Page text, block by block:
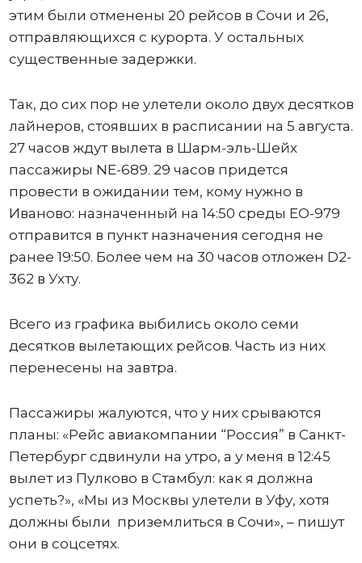
этим были отменены 20 рейсов в Сочи и 26,
отправляющихся с курорта. У остальных
существенные задержки.
Так, до сих пор не улетели около двух десятков
лайнеров, стоявших в расписании на 5 августа.
27 часов ждут вылета в Шарм-эль-Шейх
пассажиры NE-689. 29 часов придется
провести в ожидании тем, кому нужно в
Иваново: назначенный на 14:50 среды ЕО-979
отправится в пункт назначения сегодня не
ранее 19:50. Более чем на 30 часов отложен D2-
362 в Ухту.
Всего из графика выбились около семи
десятков вылетающих рейсов. Часть из них
перенесены на завтра.
Пассажиры жалуются, что у них срываются
планы: «Рейс авиакомпании “Россия” в Санкт-
Петербург сдвинули на утро, а у меня в 12:45
вылет из Пулково в Стамбул: как я должна
успеть?», «Мы из Москвы улетели в Уфу, хотя
должны были приземлиться в Сочи», – пишут
они в соцсетях.